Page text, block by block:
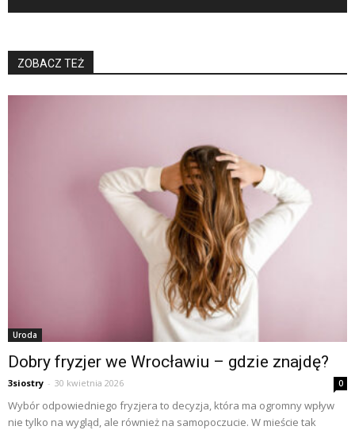
ZOBACZ TEŻ
Uroda
Dobry fryzjer we Wrocławiu – gdzie znajdę?
3siostry - 30 kwietnia 2026 0
Wybór odpowiedniego fryzjera to decyzja, która ma ogromny wpływ
nie tylko na wygląd, ale również na samopoczucie. W mieście tak